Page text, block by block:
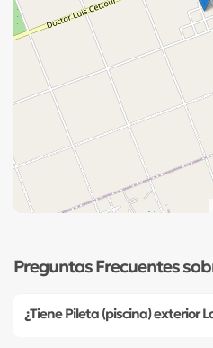
Preguntas Frecuentes
¿Tiene Pileta (piscina) exterior